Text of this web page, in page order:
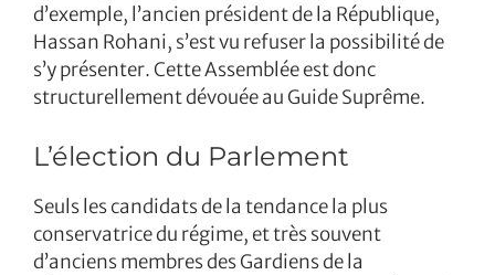
d’exemple, l’ancien président de la République,
Hassan Rohani, s’est vu refuser la possibilité de
s’y présenter. Cette Assemblée est donc
structurellement dévouée au Guide Suprême.
L’élection du Parlement
Seuls les candidats de la tendance la plus
conservatrice du régime, et très souvent
d’anciens membres des Gardiens de la